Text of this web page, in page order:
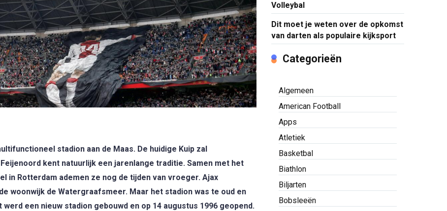
stadion aan de Maas. De huidige Kuip zal
kent natuurlijk een jarenlange traditie. Samen met het
in Rotterdam ademen ze nog de tijden van vroeger. Ajax
woonwijk de Watergraafsmeer. Maar het stadion was te oud en
een nieuw stadion gebouwd en op 14 augustus 1996 geopend.
Volleybal
Dit moet je weten over de opkomst
van darten als populaire kijksport
Categorieën
Algemeen
American Football
Apps
Atletiek
Basketbal
Biathlon
Biljarten
Bobsleeën